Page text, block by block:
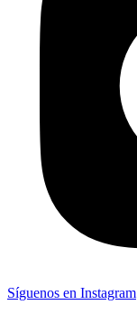
Síguenos en Instagram